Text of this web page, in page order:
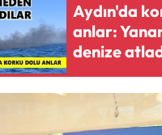
Aydın'da
anlar:
denize